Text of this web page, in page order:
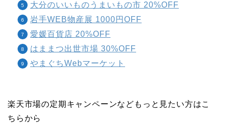
大分のいいものうまいもの市 20%OFF
岩手WEB物産展 1000円OFF
愛媛百貨店 20%OFF
はままつ出世市場 30%OFF
やまぐちWebマーケット
楽天市場の定期キャンペーンなどもっと見たい方はこ
ちらから